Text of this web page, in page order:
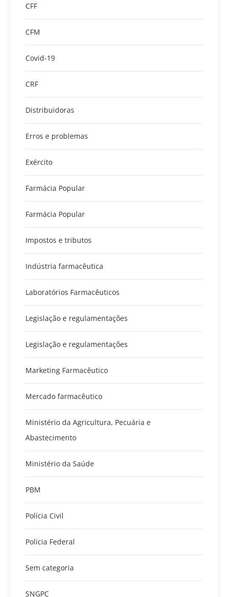
CFF
CFM
Covid-19
CRF
Distribuidoras
Erros e problemas
Exército
Farmácia Popular
Farmácia Popular
Impostos e tributos
Indústria farmacêutica
Laboratórios Farmacêuticos
Legislação e regulamentações
Legislação e regulamentações
Marketing Farmacêutico
Mercado farmacêutico
Ministério da Agricultura, Pecuária e
Abastecimento
Ministério da Saúde
PBM
Polícia Civil
Polícia Federal
Sem categoria
SNGPC